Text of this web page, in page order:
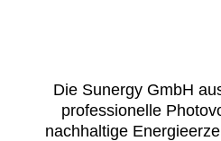
Die Sunergy GmbH
professionelle
nachhaltige